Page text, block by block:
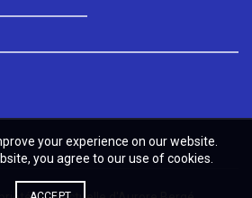
your experience on our website.
you agree to our use of cookies.